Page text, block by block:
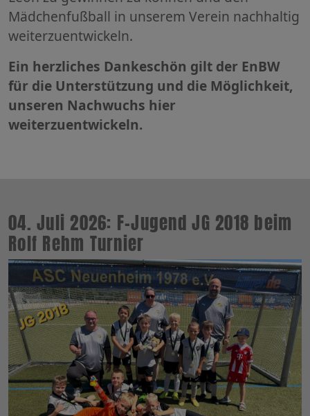
Mädchenfußball in unserem Verein nachhaltig
weiterzuentwickeln.
Ein herzliches Dankeschön gilt der EnBW
für die Unterstützung und die Möglichkeit,
unseren Nachwuchs hier
weiterzuentwickeln.
04. Juli 2026: F-Jugend JG 2018 beim
Rolf Rehm Turnier